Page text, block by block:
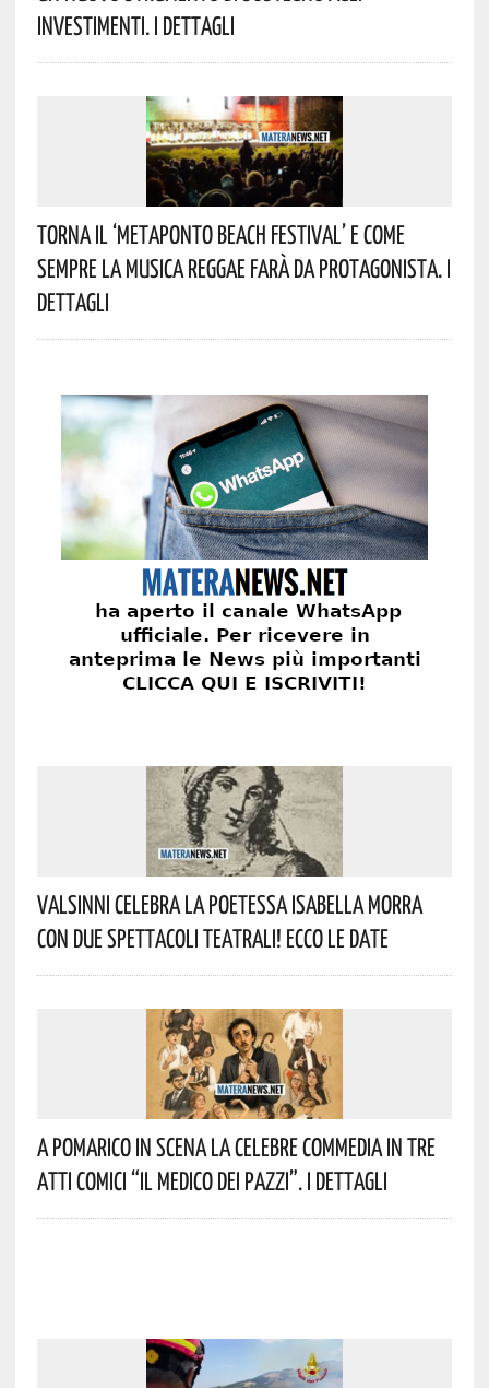
Investimenti. I Dettagli
Torna Il ‘Metaponto Beach Festival’ E Come
Sempre La Musica Reggae Farà Da Protagonista. I
Dettagli
Valsinni Celebra La Poetessa Isabella Morra
Con Due Spettacoli Teatrali! Ecco Le Date
A Pomarico In Scena La Celebre Commedia In Tre
Atti Comici “Il Medico Dei Pazzi”. I Dettagli